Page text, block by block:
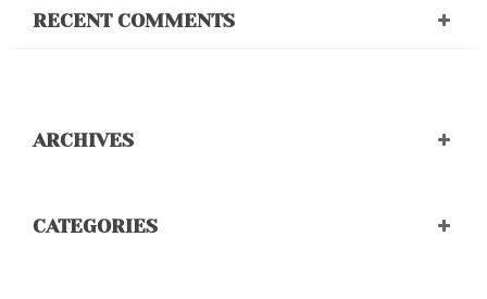
RECENT COMMENTS
ARCHIVES
CATEGORIES